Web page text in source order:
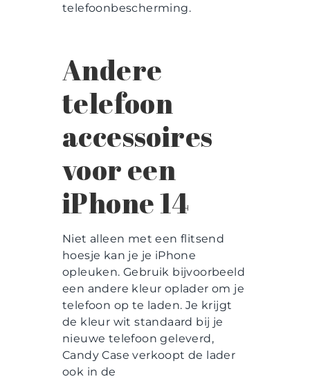
telefoonbescherming.
Andere
telefoon
accessoires
voor een
iPhone 14
Niet alleen met een flitsend
hoesje kan je je iPhone
opleuken. Gebruik bijvoorbeeld
een andere kleur oplader om je
telefoon op te laden. Je krijgt
de kleur wit standaard bij je
nieuwe telefoon geleverd,
Candy Case verkoopt de lader
ook in de